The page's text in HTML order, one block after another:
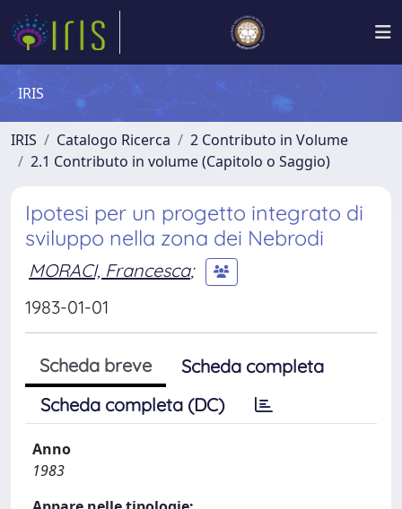
IRIS
IRIS Catalogo Ricerca
2 Contributo in Volume
2.1 Contributo in volume (Capitolo o Saggio)
Ipotesi per un progetto integrato di
sviluppo nella zona dei Nebrodi
MORACI, Francesca;
1983-01-01
Scheda breve
Scheda completa
Scheda completa (DC)
Anno
1983